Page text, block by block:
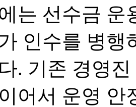
는 선수금 운
인수를 병행
. 기존 경영
어서 운영 안